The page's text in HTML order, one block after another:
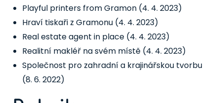
Playful printers from Gramon (4. 4. 2023)
Hraví tiskaři z Gramonu (4. 4. 2023)
Real estate agent in place (4. 4. 2023)
Realitní makléř na svém místě (4. 4. 2023)
Společnost pro zahradní a krajinářskou tvorbu
(8. 6. 2022)